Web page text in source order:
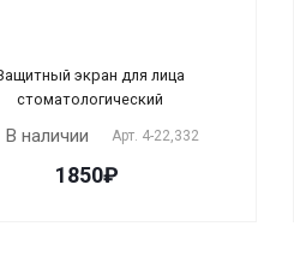
экран для лица
стоматологический
В наличии Арт. 4-22,332
1850₽